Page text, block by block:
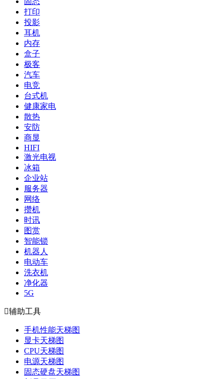
打印
投影
耳机
内存
盒子
极客
汽车
电竞
台式机
健康家电
散热
安防
商显
HIFI
激光电视
冰箱
企业站
服务器
网络
攒机
时讯
图赏
智能锁
机器人
电动车
洗衣机
净化器
5G
辅助工具
手机性能天梯图
显卡天梯图
CPU天梯图
电源天梯图
固态硬盘天梯图